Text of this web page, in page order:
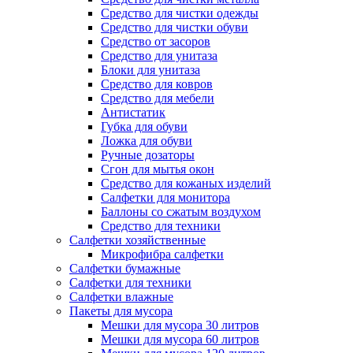
Средство для чистки одежды
Средство для чистки обуви
Средство от засоров
Средство для унитаза
Блоки для унитаза
Средство для ковров
Средство для мебели
Антистатик
Губка для обуви
Ложка для обуви
Ручные дозаторы
Сгон для мытья окон
Средство для кожаных изделий
Салфетки для монитора
Баллоны со сжатым воздухом
Средство для техники
Салфетки хозяйственные
Микрофибра салфетки
Салфетки бумажные
Салфетки для техники
Салфетки влажные
Пакеты для мусора
Мешки для мусора 30 литров
Мешки для мусора 60 литров